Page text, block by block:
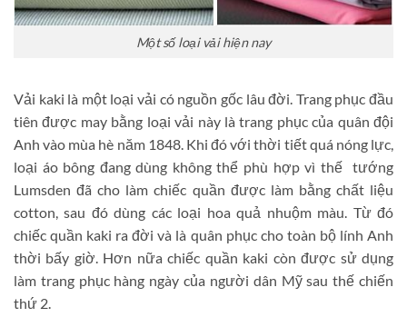
Một số loại vải hiện nay
Vải kaki là một loại vải có nguồn gốc lâu đời. Trang phục đầu
tiên được may bằng loại vải này là trang phục của quân đội
Anh vào mùa hè năm 1848. Khi đó với thời tiết quá nóng lực,
loại áo bông đang dùng không thể phù hợp vì thế tướng
Lumsden đã cho làm chiếc quần được làm bằng chất liệu
cotton, sau đó dùng các loại hoa quả nhuộm màu. Từ đó
chiếc quần kaki ra đời và là quân phục cho toàn bộ lính Anh
thời bấy giờ. Hơn nữa chiếc quần kaki còn được sử dụng
làm trang phục hàng ngày của người dân Mỹ sau thế chiến
thứ 2.